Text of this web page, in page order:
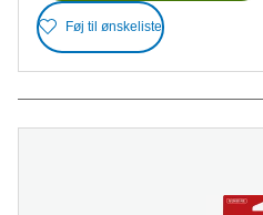
Føj til ønskeliste